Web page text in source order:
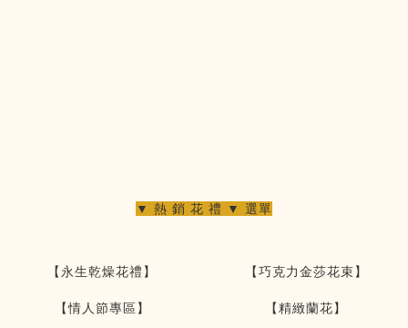
▼ 熱 銷 花 禮 ▼ 選單
【永生乾燥花禮】 【巧克力金莎花束】
【情人節專區】 【精緻蘭花】